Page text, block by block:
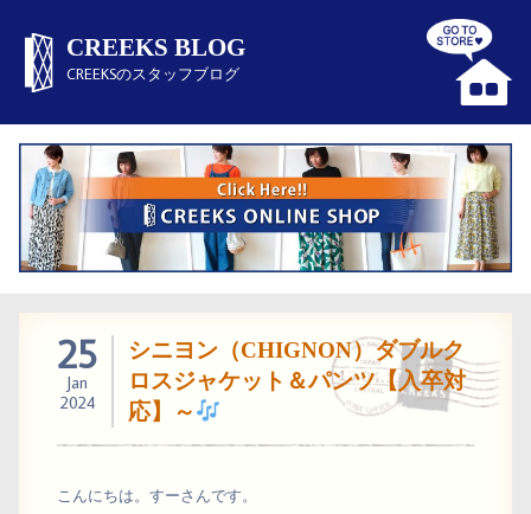
CREEKS BLOG
CREEKSのスタッフブログ
25
Jan
2024
シニヨン（CHIGNON）ダブルク
ロスジャケット＆パンツ【入卒対
応】～
こんにちは。すーさんです。